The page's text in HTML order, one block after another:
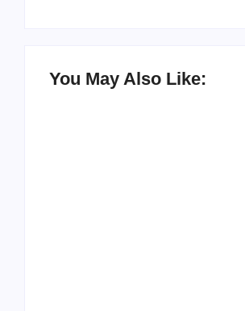
You May Also Like: